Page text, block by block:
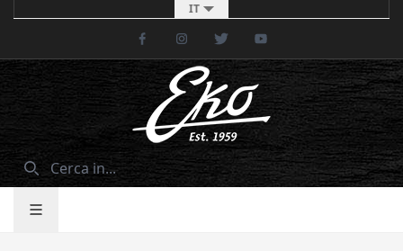
IT
FacebookInstagramTwitter